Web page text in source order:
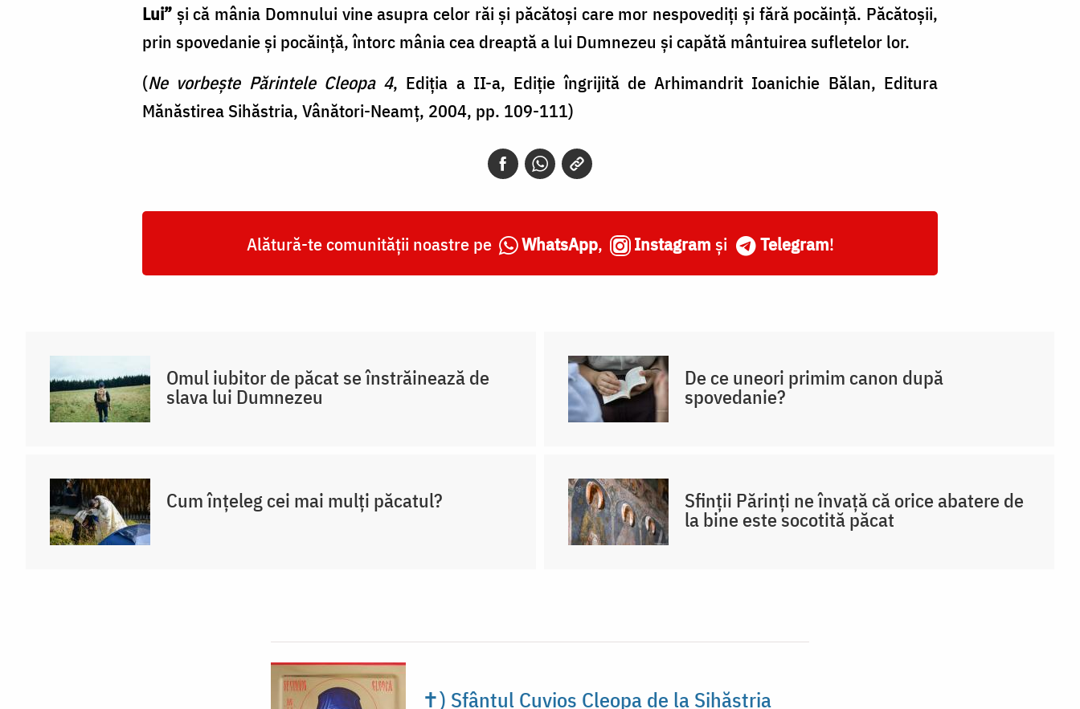
Lui” și că mânia Domnului vine asupra celor răi și păcătoși care mor nespovediți și fără pocăință. Păcătoșii,
prin spovedanie și pocăință, întorc mânia cea dreaptă a lui Dumnezeu și capătă mântuirea sufletelor lor.
(Ne vorbește Părintele Cleopa 4, Ediția a II-a, Ediție îngrijită de Arhimandrit Ioanichie Bălan, Editura
Mănăstirea Sihăstria, Vânători-Neamț, 2004, pp. 109-111)
Alătură-te comunității noastre pe WhatsApp, Instagram și Telegram!
Omul iubitor de păcat se înstrăinează de
slava lui Dumnezeu
De ce uneori primim canon după
spovedanie?
Cum înțeleg cei mai mulți păcatul? Sfinții Părinți ne învață că orice abatere de
la bine este socotită păcat
✝) Sfântul Cuvios Cleopa de la Sihăstria